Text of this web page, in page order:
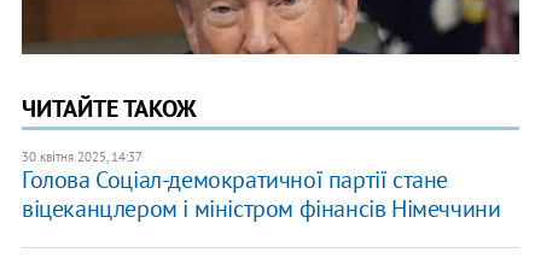
ЧИТАЙТЕ ТАКОЖ
30 квітня 2025, 14:37
Голова Соціал-демократичної партії стане
віцеканцлером і міністром фінансів Німеччини